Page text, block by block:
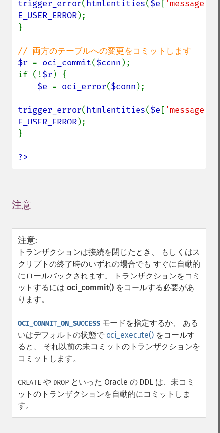
trigger_error(htmlentities($e [ 'message'
E_USER_ERROR);
}
$r = oci_commit($conn );
if (!$r ) {
$e = oci_error($conn );
trigger_error(htmlentities($e [ 'message'
E_USER_ERROR);
}
?>
注意
注意:
トランザクションは接続を閉じたとき、 もしくはス
クリプトの終了時のいずれの場合でも すぐに自動的
にロールバックされます。 トランザクションをコミ
ットするには oci_commit() をコールする必要があ
ります。
OCI_COMMIT_ON_SUCCESS モードを指定するか、 ある
いはデフォルトの状態で oci_execute() をコールす
ると、 それ以前の未コミットのトランザクションを
コミットします。
CREATE や DROP といった Oracle の DDL は、未コミ
ットのトランザクションを自動的にコミットしま
す。